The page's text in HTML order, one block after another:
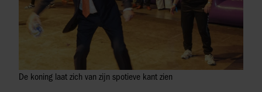
De koning laat zich van zijn spotieve kant zien